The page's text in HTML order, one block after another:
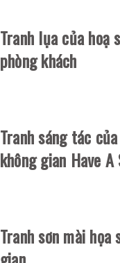
Tranh lụa của hoạ
phòng khách
Tranh sáng tác
không gian Have
Tranh sơn mài